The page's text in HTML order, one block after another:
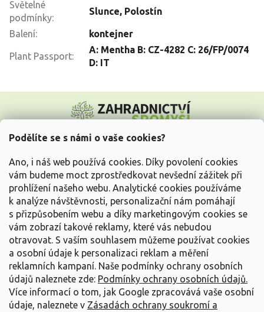
Podělíte se s námi o vaše cookies?
Ano, i náš web používá cookies. Díky povolení cookies
vám budeme moct zprostředkovat nevšední zážitek při
prohlížení našeho webu. Analytické cookies používáme
k analýze návštěvnosti, personalizační nám pomáhají
s přizpůsobením webu a díky marketingovým cookies se
vám zobrazí takové reklamy, které vás nebudou
otravovat. S vaším souhlasem můžeme používat cookies
a osobní údaje k personalizaci reklam a měření
reklamních kampaní. Naše podmínky ochrany osobních
údajů naleznete zde: Podmínky ochrany osobních údajů.
Více informací o tom, jak Google zpracovává vaše osobní
údaje, naleznete v Zásadách ochrany soukromí a
Světelné
podmínky:
Slunce, Polostín
Balení: kontejner
Plant Passport:
A: Mentha B: CZ-4282 C: 26/FP/0074
D: IT
p
Vše o nákupu
Informace pro Vás
Kontakujte nás